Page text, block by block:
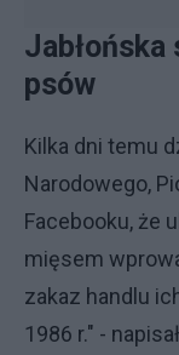
Jabłońska
psów
Kilka dni temu
Narodowego,
Facebooku, że
mięsem
zakaz handlu
1986 r." -